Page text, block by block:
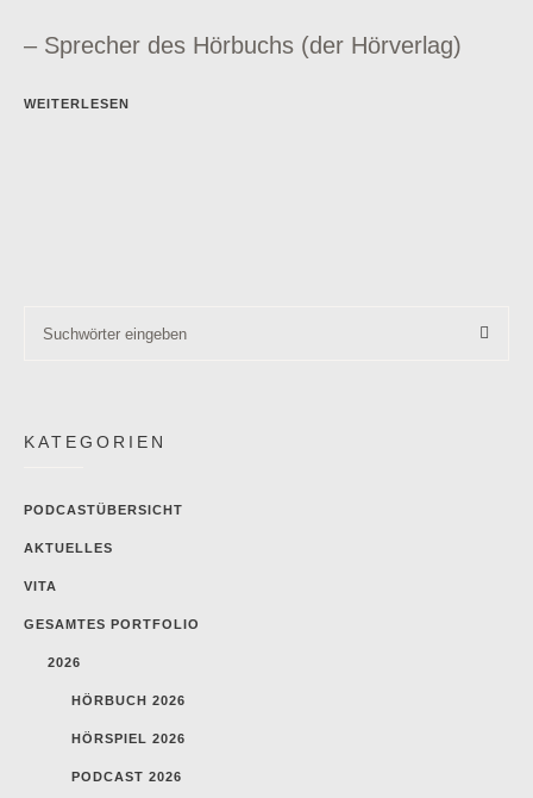
– Sprecher des Hörbuchs (der Hörverlag)
WEITERLESEN
KATEGORIEN
PODCASTÜBERSICHT
AKTUELLES
VITA
GESAMTES PORTFOLIO
2026
HÖRBUCH 2026
HÖRSPIEL 2026
PODCAST 2026